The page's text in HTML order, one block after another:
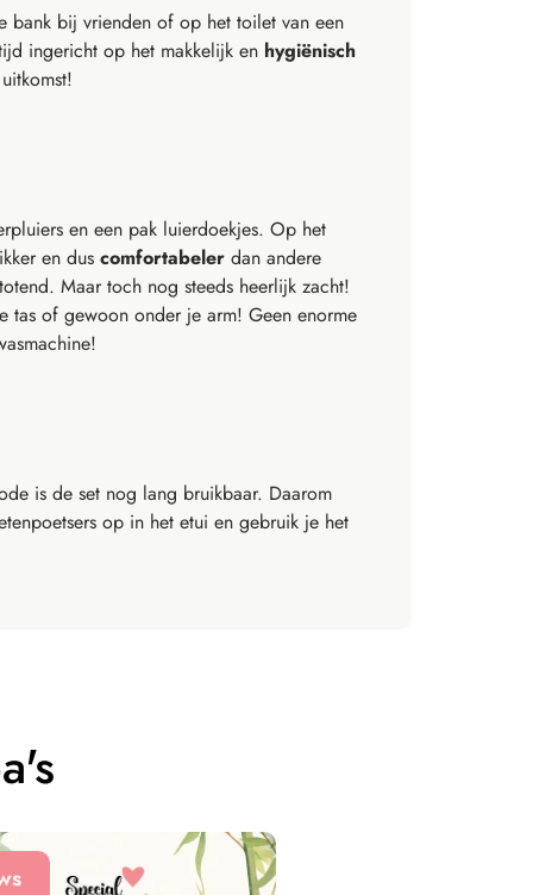
bank bij vrienden of op het toilet van een
ingericht op het makkelijk en hygiënisch
en een pak luierdoekjes. Op het
en dus comfortabeler dan andere
Maar toch nog steeds heerlijk zacht!
tas of gewoon onder je arm! Geen enorme
is de set nog lang bruikbaar. Daarom
op in het etui en gebruik je het